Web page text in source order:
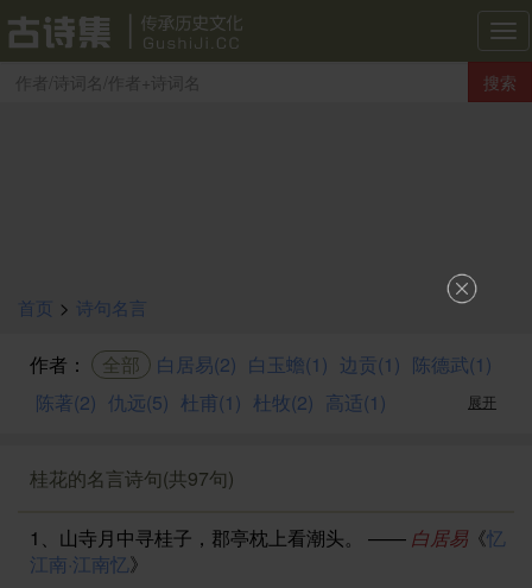
古
诗
集
搜索
首页 > 诗句名言
作者： 全部 白居易(2) 白玉蟾(1) 边贡(1) 陈德武(1)
陈著(2) 仇远(5) 杜甫(1) 杜牧(2) 高适(1) 展开
桂花的名言诗句(共97句)
1、 山寺月中寻桂子，郡亭枕上看潮头。 —— 白居易 《忆
江南·江南忆》